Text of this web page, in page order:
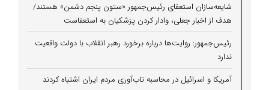
شایعه‌سازان استعفای رئیس‌جمهور «ستون پنجم دشمن» هستند/
هدف از اخبار جعلی، وادار کردن پزشکیان به استعفاست
رئیس‌جمهور: روایت‌ها درباره برخورد رهبر انقلاب با دولت واقعیت
ندارد
آمریکا و اسرائیل در محاسبه تاب‌آوری مردم ایران اشتباه کردند